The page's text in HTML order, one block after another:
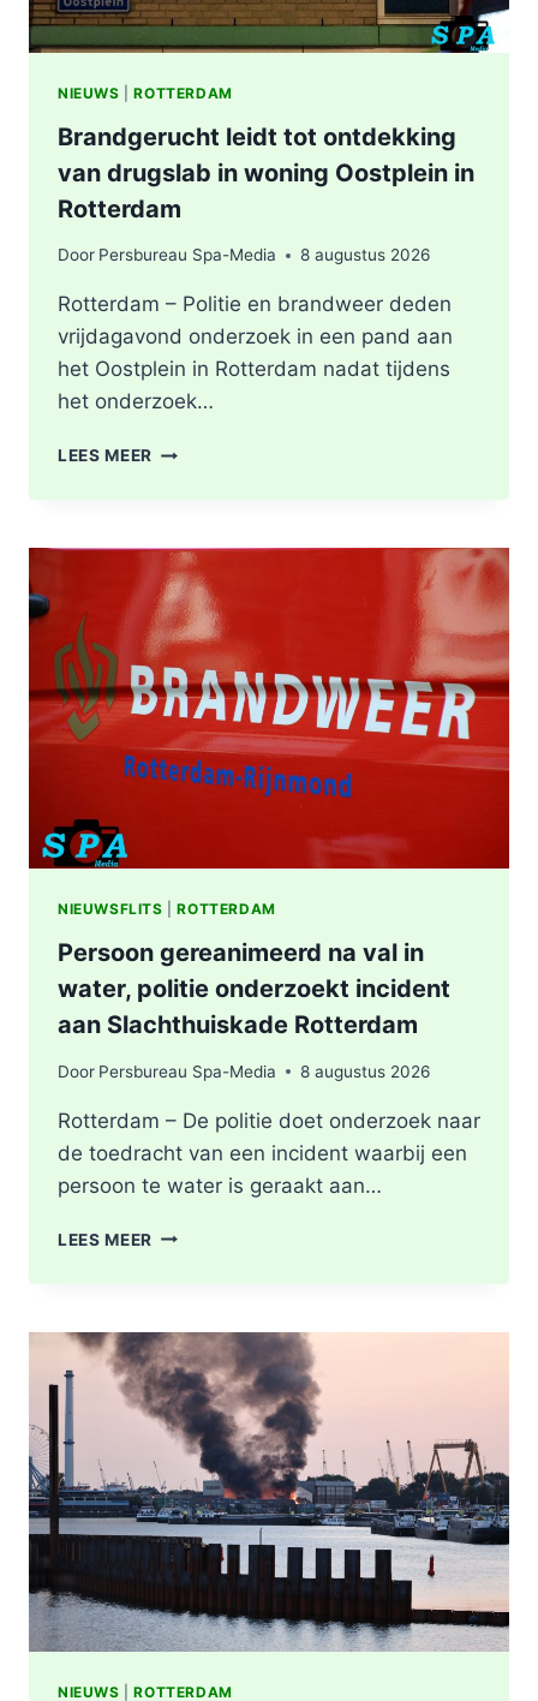
NIEUWS |ROTTERDAM
Brandgerucht leidt tot ontdekking
van drugslab in woning Oostplein in
Rotterdam
Door Persbureau Spa-Media 8 augustus 2026
Rotterdam – Politie en brandweer deden
vrijdagavond onderzoek in een pand aan
het Oostplein in Rotterdam nadat tijdens
het onderzoek…
LEES MEER BRANDGERUCHT
VAN
DRUGSLAB
IN
WONING
OOSTPLEIN
IN
ROTTERDAM
NIEUWSFLITS |ROTTERDAM
Persoon gereanimeerd na val in
water, politie onderzoekt incident
aan Slachthuiskade Rotterdam
Door Persbureau Spa-Media 8 augustus 2026
Rotterdam – De politie doet onderzoek naar
de toedracht van een incident waarbij een
persoon te water is geraakt aan…
LEES MEER PERSOON
IN
WATER,
POLITIE
ONDERZOEKT
INCIDENT
AAN
SLACHTHUISKADE
ROTTERDAM
NIEUWS |ROTTERDAM